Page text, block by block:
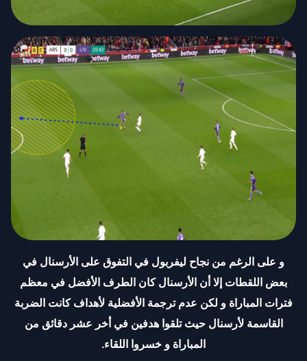
و على الرغم من نجاح ليفربول في التفوق على الأرسنال في
بعض اللقطات إلا أن الأرسنال كان الطرف الأفضل في معظم
فترات المباراة و لكن عدم ترجمة الأفضلية لأهداف كانت الضربة
القاسمة لأرسنال حيث تلقوا هدفين في أخر عشر دقائق من
المباراة و خسروا اللقاء.